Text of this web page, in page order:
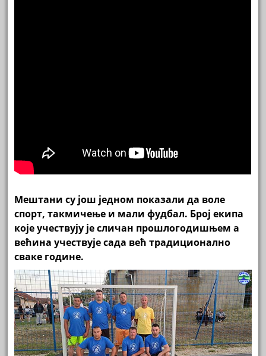
Мештани су још једном показали да воле
спорт, такмичење и мали фудбал. Број екипа
које учествују је сличан прошлогодишњем а
већина учествује сада већ традиционално
сваке године.